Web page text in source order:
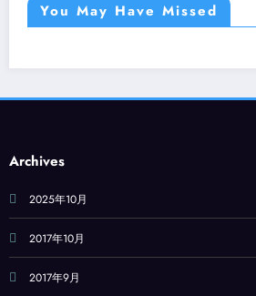
You May Have Missed
Archives
2025年10月
2017年10月
2017年9月